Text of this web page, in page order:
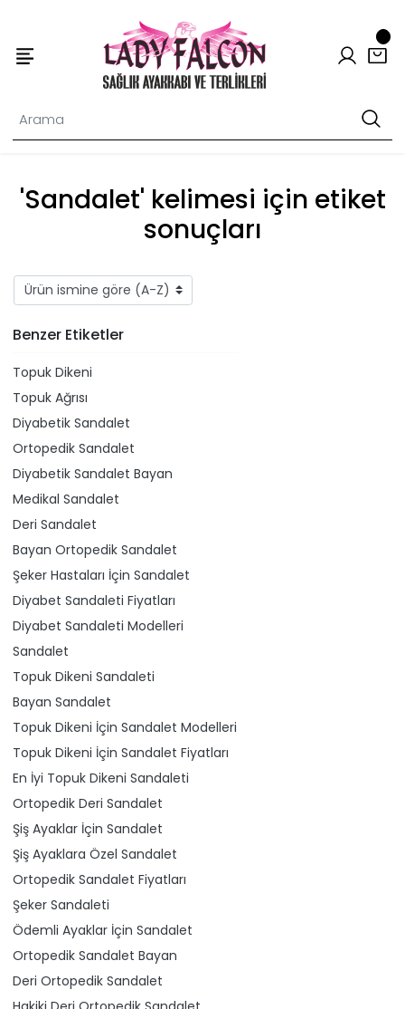
'Sandalet' kelimesi için etiket
sonuçları
Benzer Etiketler
Topuk Dikeni
Topuk Ağrısı
Diyabetik Sandalet
Ortopedik Sandalet
Diyabetik Sandalet Bayan
Medikal Sandalet
Deri Sandalet
Bayan Ortopedik Sandalet
Şeker Hastaları İçin Sandalet
Diyabet Sandaleti Fiyatları
Diyabet Sandaleti Modelleri
Sandalet
Topuk Dikeni Sandaleti
Bayan Sandalet
Topuk Dikeni İçin Sandalet Modelleri
Topuk Dikeni İçin Sandalet Fiyatları
En İyi Topuk Dikeni Sandaleti
Ortopedik Deri Sandalet
Şiş Ayaklar İçin Sandalet
Şiş Ayaklara Özel Sandalet
Ortopedik Sandalet Fiyatları
Şeker Sandaleti
Ödemli Ayaklar İçin Sandalet
Ortopedik Sandalet Bayan
Deri Ortopedik Sandalet